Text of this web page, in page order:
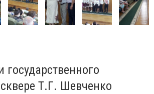
государственного
Т.Г. Шевченко